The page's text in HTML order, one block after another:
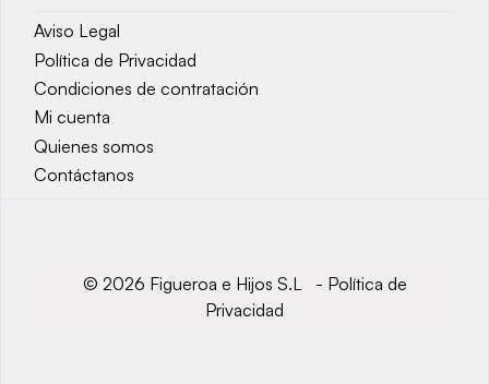
Aviso Legal
Política de Privacidad
Condiciones de contratación
Mi cuenta
Quienes somos
Contáctanos
© 2026 Figueroa e Hijos S.L - Política de
Privacidad